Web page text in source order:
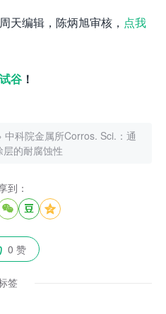
天编辑，陈炳旭审核， 点我
谷 ！
中科院金属所Corros. Sci.：通
的耐腐蚀性
到：
  
0 赞
签